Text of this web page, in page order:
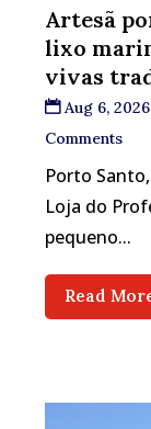
Artesã
lixo
vivas
Aug 6, 2026
Comments
Porto
Loja do
pequeno...
Read